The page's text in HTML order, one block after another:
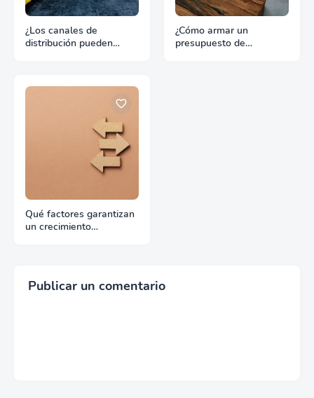
¿Los canales de
distribución pueden
¿Cómo armar un
presupuesto de
Qué factores garantizan
un crecimiento
Publicar un comentario